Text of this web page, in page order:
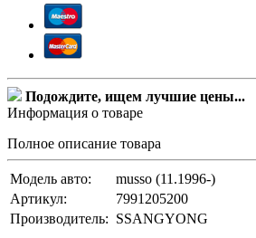
Подождите, ищем лучшие цены...
Информация о товаре
Полное описание товара
Модель авто:
musso (11.1996-)
Артикул:
7991205200
Производитель: SSANGYONG